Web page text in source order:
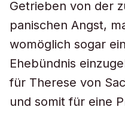
Getrieben von der
panischen Angst,
womöglich sogar
Ehebündnis
für Therese von
und somit für eine